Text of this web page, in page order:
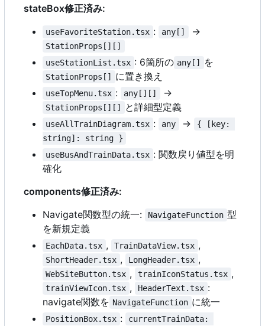
stateBox修正済み:
useFavoriteStation.tsx : any[] →
StationProps[][]
useStationList.tsx : 6箇所の any[] を
StationProps[] に置き換え
useTopMenu.tsx : any[][] →
StationProps[][] と詳細型定義
useAllTrainDiagram.tsx : any →
{ [key:
string]: string }
useBusAndTrainData.tsx : 関数戻り値型を明
確化
components修正済み:
Navigate関数型の統一:
NavigateFunction 型
を新規定義
EachData.tsx , TrainDataView.tsx ,
ShortHeader.tsx , LongHeader.tsx ,
WebSiteButton.tsx , trainIconStatus.tsx ,
trainViewIcon.tsx , HeaderText.tsx :
navigate関数を NavigateFunction に統一
PositionBox.tsx :
currentTrainData: